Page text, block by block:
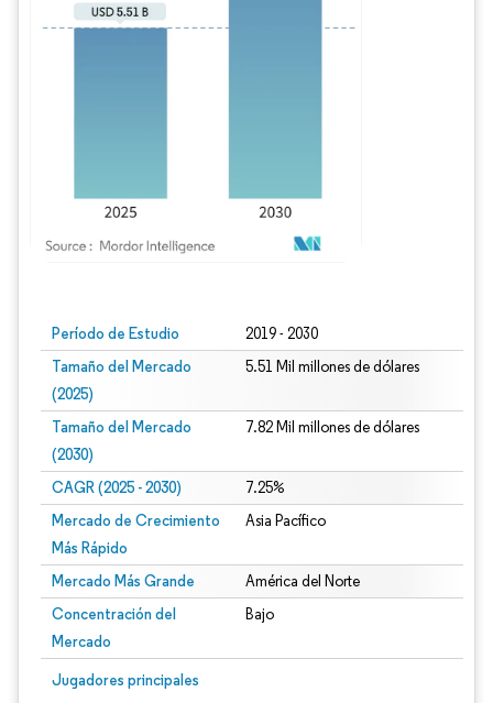
Período de Estudio 2019 - 2030
Tamaño del Mercado
(2025)
5.51 Mil millones de dólares
Tamaño del Mercado
(2030)
7.82 Mil millones de dólares
CAGR (2025 - 2030) 7.25%
Mercado de Crecimiento
Más Rápido
Asia Pacífico
Mercado Más Grande América del Norte
Concentración del
Mercado
Bajo
Jugadores principales